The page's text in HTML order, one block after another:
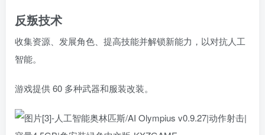
反叛技术
收集资源、发展角色、提高技能并解锁新能力，以对抗人工
智能。
游戏提供 60 多种武器和服装改装。